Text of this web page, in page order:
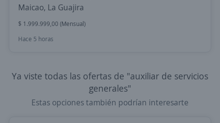
Maicao, La Guajira
$ 1.999.999,00 (Mensual)
Hace 5 horas
Ya viste todas las ofertas de "auxiliar de servicios
generales"
Estas opciones también podrían interesarte